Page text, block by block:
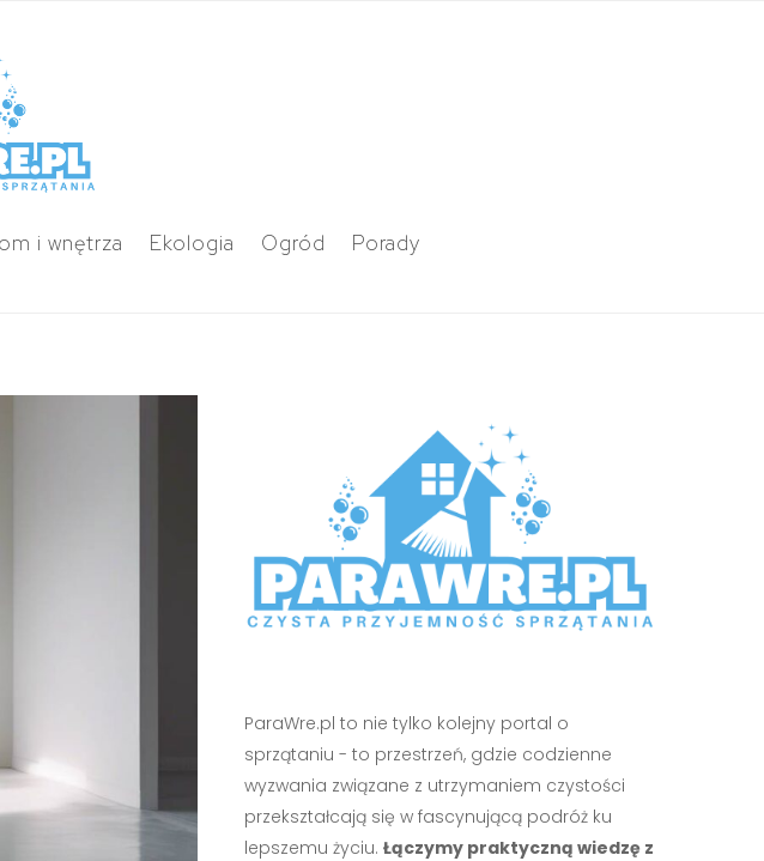
i wnętrza Ekologia Ogród Porady
ParaWre.pl to nie tylko kolejny portal o
sprzątaniu - to przestrzeń, gdzie codzienne
wyzwania związane z utrzymaniem czystości
przekształcają się w fascynującą podróż ku
lepszemu życiu. Łączymy praktyczną wiedzę z